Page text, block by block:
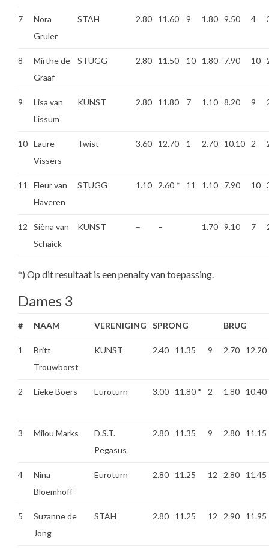
7
Nora
Gruler
STAH 2.80 11.60 9 1.80 9.50 4
8
Mirthe de
Graaf
STUGG 2.80 11.50 10 1.80 7.90 10
9
Lisa van
Lissum
KUNST 2.80 11.80 7 1.10 8.20 9
10 Laure
Vissers
Twist 3.60 12.70 1 2.70 10.10 2
11
Fleur van
Haveren
STUGG 1.10 2.60 * 11 1.10 7.90 10
12
Sièna van
Schaick
KUNST – – 1.70 9.10 7
*) Op dit resultaat is een penalty van toepassing.
Dames 3
# NAAM VERENIGING SPRONG BRUG
1
Britt
Trouwborst
KUNST 2.40 11.35 9 2.70 12.20
2 Lieke Boers Euroturn 3.00 11.80 * 2 1.80 10.40
3 Milou Marks
D.S.T.
Pegasus
2.80 11.35 9 2.80 11.15
4
Nina
Bloemhoff
Euroturn 2.80 11.25 12 2.80 11.45
5
Suzanne de
Jong
STAH 2.80 11.25 12 2.90 11.95